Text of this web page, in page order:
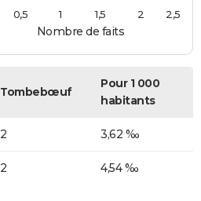
Nombre de faits
0,5 1 1,5 2 2,5
Tombebœuf
Pour 1 000
habitants
2 3,62 ‰
2 4,54 ‰